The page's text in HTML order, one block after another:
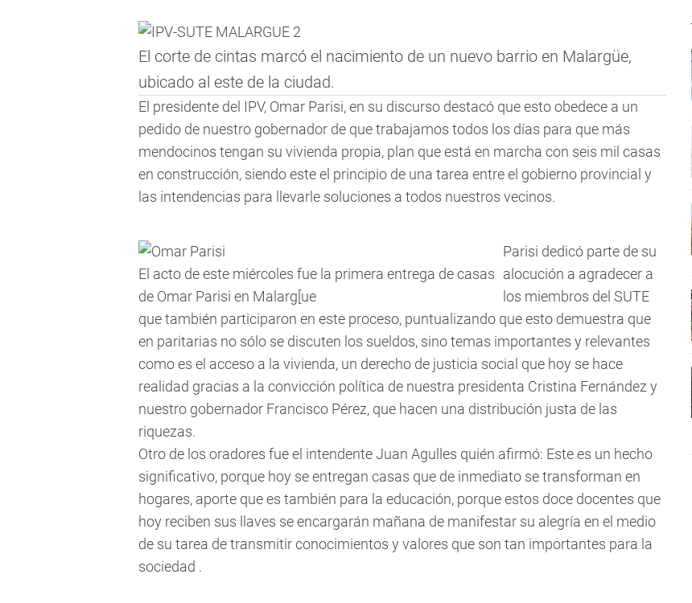
El corte de cintas marcó el nacimiento de un nuevo barrio en Malargüe,
ubicado al este de la ciudad.
El presidente del IPV, Omar Parisi, en su discurso destacó que esto obedece a un
pedido de nuestro gobernador de que trabajamos todos los días para que más
mendocinos tengan su vivienda propia, plan que está en marcha con seis mil casas
en construcción, siendo este el principio de una tarea entre el gobierno provincial y
las intendencias para llevarle soluciones a todos nuestros vecinos.
El acto de este miércoles fue la primera entrega de casas
de Omar Parisi en Malarg[ue
Parisi dedicó parte de su
alocución a agradecer a
los miembros del SUTE
que también participaron en este proceso, puntualizando que esto demuestra que
en paritarias no sólo se discuten los sueldos, sino temas importantes y relevantes
como es el acceso a la vivienda, un derecho de justicia social que hoy se hace
realidad gracias a la convicción política de nuestra presidenta Cristina Fernández y
nuestro gobernador Francisco Pérez, que hacen una distribución justa de las
riquezas.
Otro de los oradores fue el intendente Juan Agulles quién afirmó: Este es un hecho
significativo, porque hoy se entregan casas que de inmediato se transforman en
hogares, aporte que es también para la educación, porque estos doce docentes que
hoy reciben sus llaves se encargarán mañana de manifestar su alegría en el medio
de su tarea de transmitir conocimientos y valores que son tan importantes para la
sociedad .